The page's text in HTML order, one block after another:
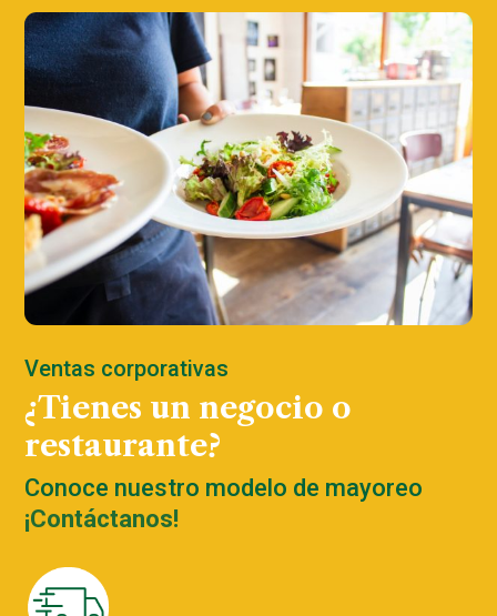
Ventas corporativas
¿Tienes un negocio o
restaurante?
Conoce nuestro modelo de mayoreo
¡Contáctanos!